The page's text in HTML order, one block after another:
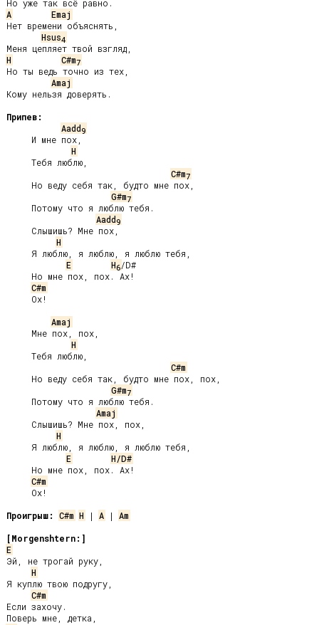
A
Emaj
Нет времени объяснять,
Hsus4
H
C#m7
Но ты ведь точно из тех,
Amaj
Кому нельзя доверять.
Припев:
Aadd9
H
C#m7
G#m7
Aadd9
H
E
H6/D#
C#m
Amaj
H
C#m
G#m7
Amaj
H
E
H/D#
C#m
Проигрыш:
C#m H | A | Am
[Morgenshtern:]
E
Эй, не трогай руку,
H
Я куплю твою подругу,
C#m
Если захочу.